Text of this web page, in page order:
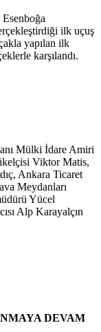
ilk uçuş
yapılan ilk
karşılandı.
Mülki İdare Amiri
Viktor Matis,
Ankara Ticaret
Meydanları
Yücel
Alp Karayalçın
DEVAM